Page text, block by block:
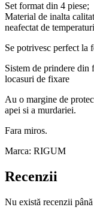
Set format din 4 piese;
Material de inalta
neafectat de
Se potrivesc perfect la
Sistem de prindere din
locasuri de fixare
Au o margine de
apei si a murdariei.
Fara miros.
Marca: RIGUM
Recenzii
Nu există recenzii